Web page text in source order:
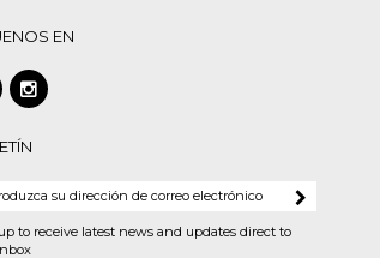
EN
to receive latest news and updates direct to